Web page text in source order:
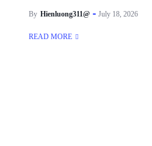
By Hienluong311@ July 18, 2026
READ MORE